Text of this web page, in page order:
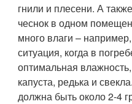
гнили и плесени. А
чеснок в одном
много влаги –
ситуация, когда в
оптимальная
капуста, редька и
должна быть около 2-4